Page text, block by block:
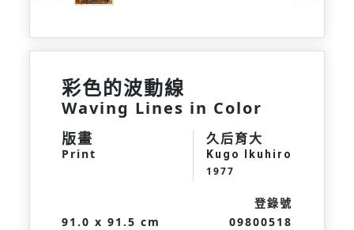
Previous
彩色的波動線
Waving Lines in Color
版畫
Print
久后育大
Kugo Ikuhiro
1977
91.0 x 91.5 cm
登錄號
09800518